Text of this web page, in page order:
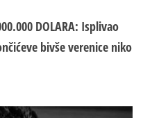
DOLARA: Isplivao
bivše verenice niko